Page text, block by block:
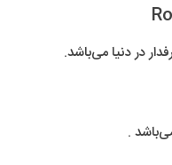
در دنیا می‌باشد.
.